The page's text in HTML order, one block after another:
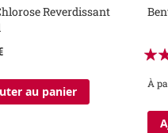
Reverdissant
au panier
À